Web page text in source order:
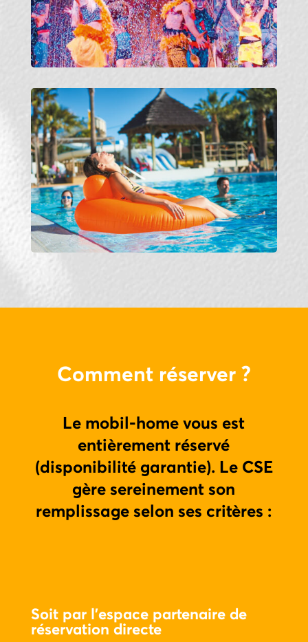
Comment réserver ?
Le mobil-home vous est
entièrement réservé
(disponibilité garantie). Le CSE
gère sereinement son
remplissage selon ses critères :
Soit par l’espace partenaire de
réservation directe